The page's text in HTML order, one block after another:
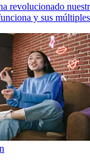
revolucionado
y sus